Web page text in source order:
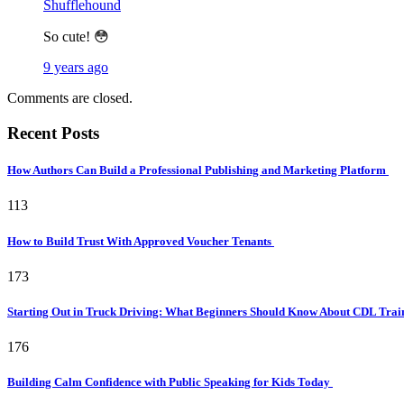
Shufflehound
So cute! 😳
9 years ago
Comments are closed.
Recent Posts
How Authors Can Build a Professional Publishing and Marketing Platform
113
How to Build Trust With Approved Voucher Tenants
173
Starting Out in Truck Driving: What Beginners Should Know About CDL
176
Building Calm Confidence with Public Speaking for Kids Today